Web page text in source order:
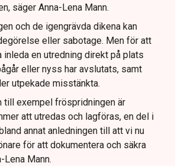
säger Anna-Lena Mann.
och de igengrävda dikena kan
eller sabotage. Men för att
inleda en utredning direkt på plats
eller nyss har avslutats, samt
utpekade misstänkta.
till exempel fröspridningen är
att utredas och lagföras, en del i
annat anledningen till att vi nu
för att dokumentera och säkra
Lena Mann.